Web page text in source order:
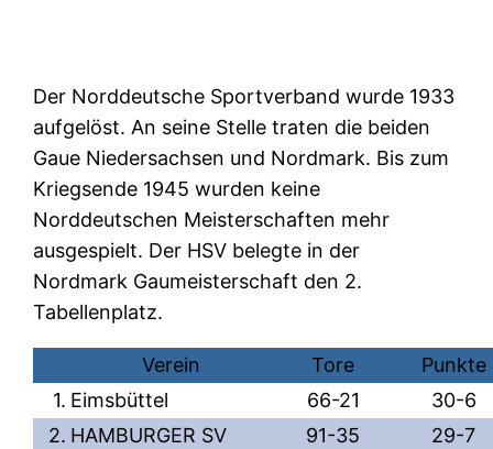
Der Norddeutsche Sportverband wurde 1933
aufgelöst. An seine Stelle traten die beiden
Gaue Niedersachsen und Nordmark. Bis zum
Kriegsende 1945 wurden keine
Norddeutschen Meisterschaften mehr
ausgespielt. Der HSV belegte in der
Nordmark Gaumeisterschaft den 2.
Tabellenplatz.
Verein Tore
Punkte
1. Eimsbüttel 66-21
30-6
2. HAMBURGER SV 91-35 29-7